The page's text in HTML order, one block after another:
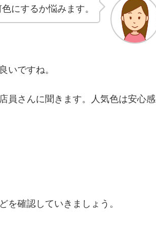
にするか悩みます。
いですね。
員さんに聞きます。人気色は安心感
を確認していきましょう。